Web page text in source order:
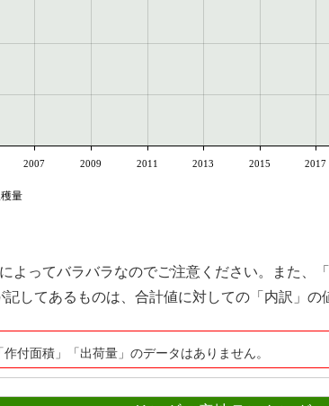
2007 2009 2011 2013 2015 2017
量
よってバラバラなのでご注意ください。また、「
記してあるものは、合計値に対しての「内訳」の
付面積」「出荷量」のデータはありません。